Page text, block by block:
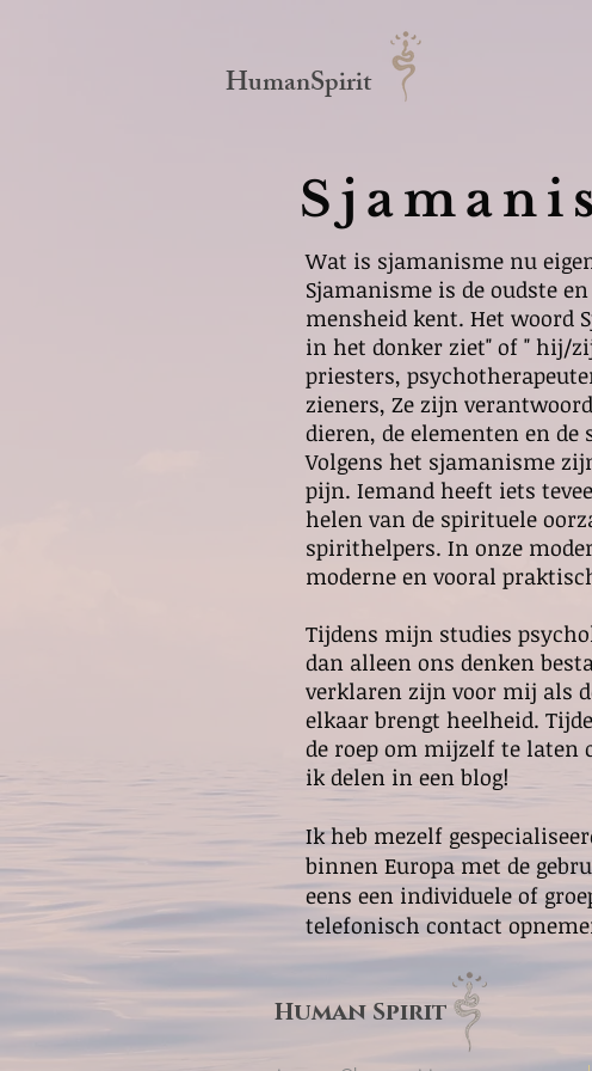
HumanSpirit
Wat is sjamanisme nu
Sjamanisme is de oudste
mensheid kent. Het woord
in het donker ziet" of " hij/
priesters,
zieners, Ze zijn
dieren, de elementen en de
Volgens het sjamanisme
pijn. Iemand heeft iets
helen van de spirituele
spirithelpers. In onze
moderne en vooral
Tijdens mijn studies
dan alleen ons denken
verklaren zijn voor mij als
elkaar brengt heelheid.
de roep om mijzelf te laten
ik delen in een blog!
Ik heb mezelf
binnen Europa met de
eens een individuele of
telefonisch contact
Human Spirit